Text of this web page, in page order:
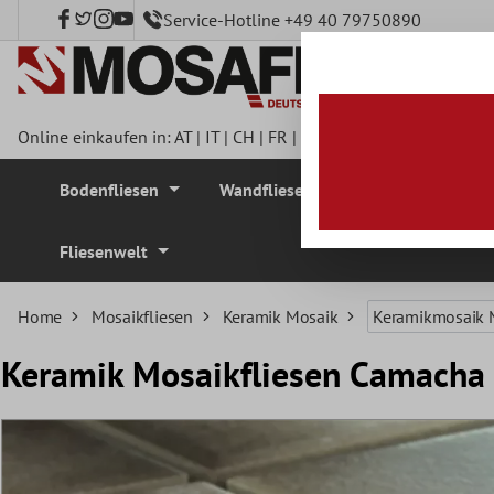
springen Service-Hotline +49 40 79750890
Online einkaufen in:AT| IT| CH | FR |
Bodenfliesen Wandfliesen
Fliesenwelt
Home Mosaikfliesen Keramik Mosaik Keramikmosaik
Keramik Mosaikfliesen